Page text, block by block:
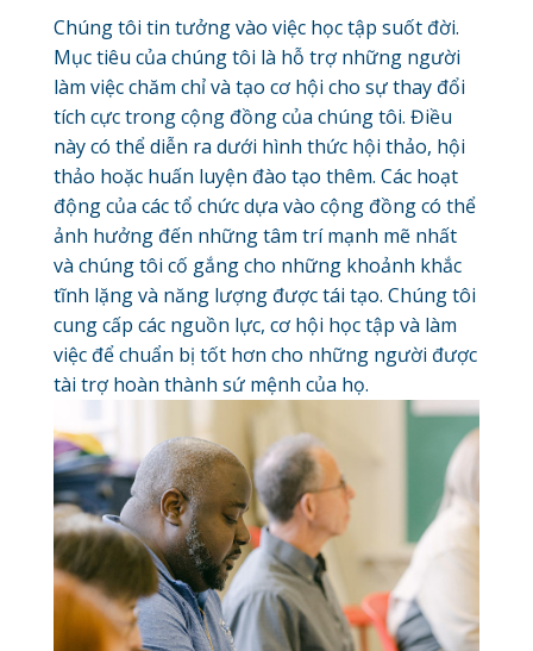
Chúng tôi tin tưởng vào việc học tập suốt đời.
Mục tiêu của chúng tôi là hỗ trợ những người
làm việc chăm chỉ và tạo cơ hội cho sự thay đổi
tích cực trong cộng đồng của chúng tôi. Điều
này có thể diễn ra dưới hình thức hội thảo, hội
thảo hoặc huấn luyện đào tạo thêm. Các hoạt
động của các tổ chức dựa vào cộng đồng có thể
ảnh hưởng đến những tâm trí mạnh mẽ nhất
và chúng tôi cố gắng cho những khoảnh khắc
tĩnh lặng và năng lượng được tái tạo. Chúng tôi
cung cấp các nguồn lực, cơ hội học tập và làm
việc để chuẩn bị tốt hơn cho những người được
tài trợ hoàn thành sứ mệnh của họ.